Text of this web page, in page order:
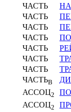
ЧАСТЬ
ЧАСТЬ
ЧАСТЬ
ЧАСТЬ
ЧАСТЬ
ЧАСТЬ
ЧАСТЬ
ЧАСТЬВ
АССОЦ2
АССОЦ2